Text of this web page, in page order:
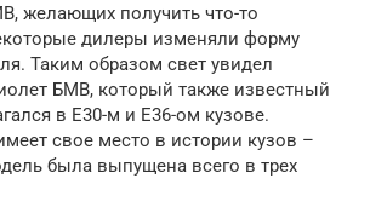
желающих получить что-то
дилеры изменяли форму
Таким образом свет увидел
БМВ, который также известный
в E30-м и E36-ом кузове.
свое место в истории кузов –
была выпущена всего в трех